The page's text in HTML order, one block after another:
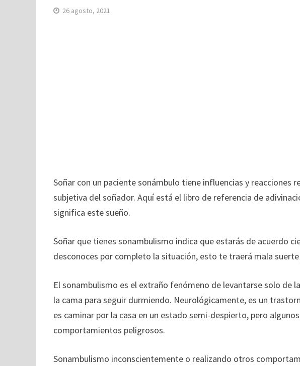
26 agosto, 2021
Soñar con un paciente sonámbulo tiene influencias y reacciones
subjetiva del soñador. Aquí está el libro de referencia de
significa este sueño.
Soñar que tienes sonambulismo indica que estarás de acuerdo
desconoces por completo la situación, esto te traerá mala
El sonambulismo es el extraño fenómeno de levantarse solo de
la cama para seguir durmiendo. Neurológicamente, es un
es caminar por la casa en un estado semi-despierto, pero
comportamientos peligrosos.
Sonambulismo inconscientemente o realizando otros